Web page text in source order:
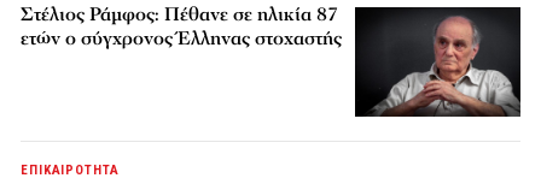
Στέλιος Ράμφος: Πέθανε σε ηλικία 87
ετών ο σύγχρονος Έλληνας στοχαστής
ΕΠΙΚΑΙΡΟΤΗΤΑ